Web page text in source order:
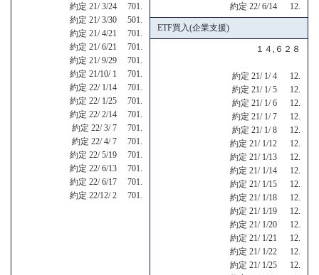
約定 21/ 3/24 701.
約定 21/ 3/30 501.
約定 21/ 4/21 701.
約定 21/ 6/21 701.
約定 21/ 9/29 701.
約定 21/10/ 1 701.
約定 22/ 1/14 701.
約定 22/ 1/25 701.
約定 22/ 2/14 701.
約定 22/ 3/ 7 701.
約定 22/ 4/ 7 701.
約定 22/ 5/19 701.
約定 22/ 6/13 701.
約定 22/ 6/17 701.
約定 22/12/ 2 701.
約定 22/ 6/14 12.
ETF買入(企業支援)
１４,６２８
約定 21/ 1/ 4 12.
約定 21/ 1/ 5 12.
約定 21/ 1/ 6 12.
約定 21/ 1/ 7 12.
約定 21/ 1/ 8 12.
約定 21/ 1/12 12.
約定 21/ 1/13 12.
約定 21/ 1/14 12.
約定 21/ 1/15 12.
約定 21/ 1/18 12.
約定 21/ 1/19 12.
約定 21/ 1/20 12.
約定 21/ 1/21 12.
約定 21/ 1/22 12.
約定 21/ 1/25 12.